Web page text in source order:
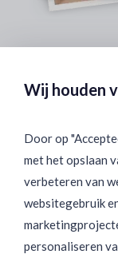
Binnen 24 uur
Join Onze
Wij houden
Door op
met het opslaan
verbeteren van
websitegebruik
personaliseren